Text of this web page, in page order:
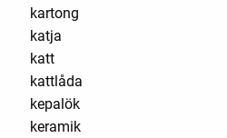
kartong
katja
katt
kattlåda
kepalök
keramik